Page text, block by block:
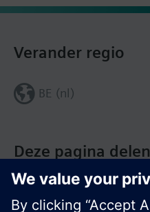
Deze pagina delen
Verander regio
BE (nl)